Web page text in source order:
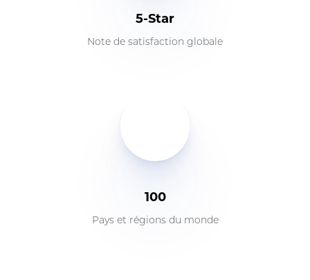
5-Star
Note de satisfaction globale
100
Pays et régions du monde